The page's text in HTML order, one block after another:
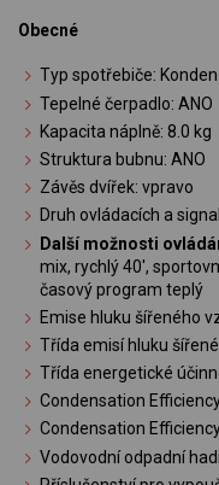
Obecné
Typ spotřebiče:
Tepelné čerpadlo: ANO
Kapacita náplně: 8.0 kg
Struktura bubnu: ANO
Závěs dvířek: vpravo
Druh ovládacích a
Další možnosti
mix, rychlý 40',
časový program teplý
Emise hluku šířeného
Třída emisí hluku
Třída energetické
Condensation
Condensation
Vodovodní odpadní